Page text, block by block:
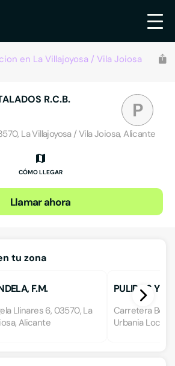
en La Villajoyosa / Vila Joiosa
P
R.C.B.
La Villajoyosa / Vila Joiosa, Alicante
CÓMO LLEGAR
Llamar ahora
tu zona
F.M.
Llinares 6, 03570, La
Alicante
PULIDOS Y
Carretera
Urbania Loc.